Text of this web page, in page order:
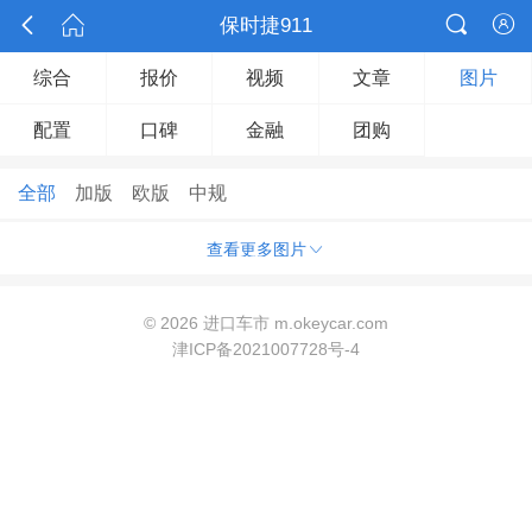
  保时捷911 

综合 报价 视频 文章 图片
配置 口碑 金融 团购
全部 加版 欧版 中规
查看更多图片
© 2026 进口车市 m.okeycar.com
津ICP备2021007728号-4